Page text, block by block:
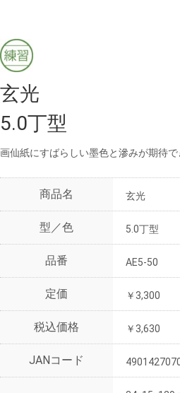
玄光
5.0丁型
画仙紙にすばらしい墨色と滲みが期待で
商品名 玄光
型／色 5.0丁型
品番 AE5-50
定価 ￥3,300
税込価格 ￥3,630
JANコード